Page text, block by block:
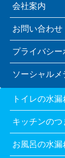
会社案内
お問い合わせ
プライバシー
ソーシャル
トイレの水
キッチンの
お風呂の水